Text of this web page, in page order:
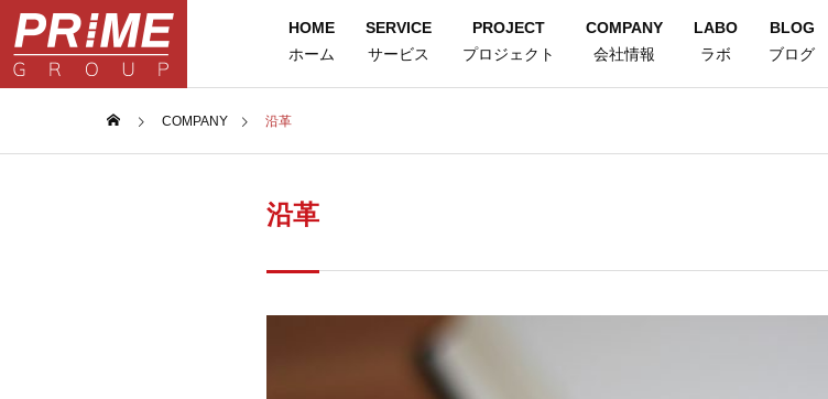
HOME
ホーム
SERVICE
サービス
PROJECT
プロジェクト
COMPANY
会社情報
LABO
ラボ
BLOG
ブログ
COMPANY 沿革
沿革